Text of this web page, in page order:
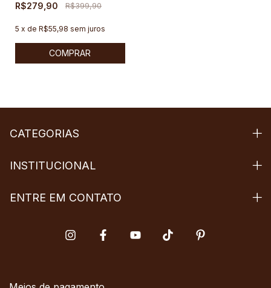
R$279,90 R$399,90
5 x de R$55,98 sem juros
COMPRAR
CATEGORIAS
INSTITUCIONAL
ENTRE EM CONTATO